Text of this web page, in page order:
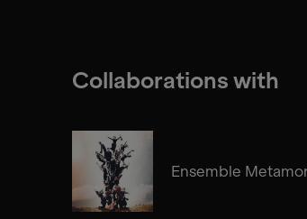
Collaborations with
Ensemble